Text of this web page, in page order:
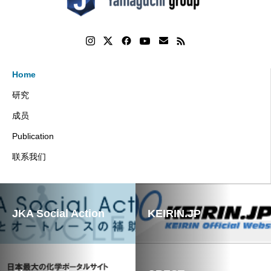
Home
研究
成员
Publication
联系我们
JKA Social Action KEIRIN.JP